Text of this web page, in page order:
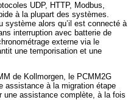
UDP, HTTP, Modbus,
à la plupart des systèmes.
système alors qu’il est connecté à
interruption avec batterie de
externe via le
une temporisation et une
de Kollmorgen, le PCMM2G
assistance à la migration étape
assistance complète, à la fois